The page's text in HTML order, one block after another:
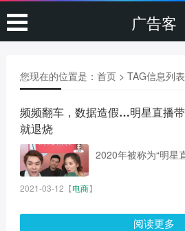
广告客
您现在的位置是： 首页> TAG信息列
频频翻车，数据造假…明星直播
就退烧
2020年被称为“明星
2021-03-12 【电商】
阅读更多